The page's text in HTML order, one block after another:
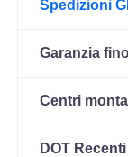
Spedizioni
Garanzia
Centri
DOT Recenti